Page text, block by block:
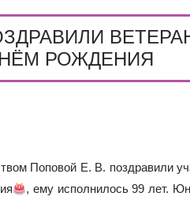
ИНДИВИДУАЛЬНОМ ОТБОРЕ
В 10 КЛАСС
РОЖДЕНИЯ
Поповой Е. В. поздравили
, ему исполнилось 99 лет.